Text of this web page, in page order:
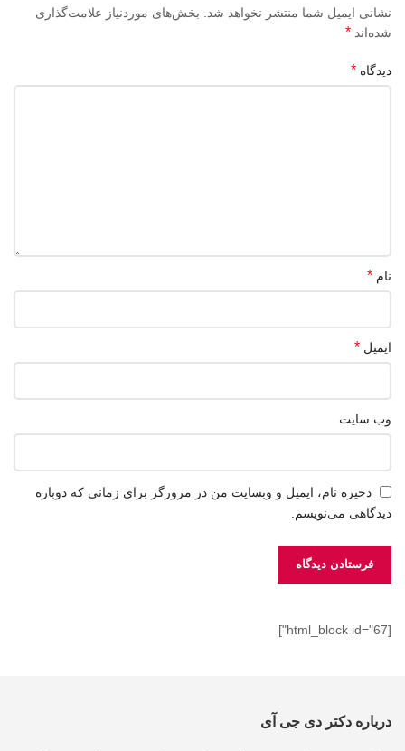
نشانی ایمیل شما منتشر نخواهد شد. بخش‌های موردنیاز علامت‌گذاری
شده‌اند *
دیدگاه *
نام *
ایمیل *
وب‌ سایت
ذخیره نام، ایمیل و وبسایت من در مرورگر برای زمانی که دوباره
دیدگاهی می‌نویسم.
[html_block id="67"]
درباره دکتر دی جی آی